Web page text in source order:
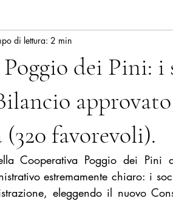
dei Pini: i
favorevoli).
di lettura: 2 min
Cooperativa Poggio dei
estremamente chiaro: i
eleggendo il nuovo